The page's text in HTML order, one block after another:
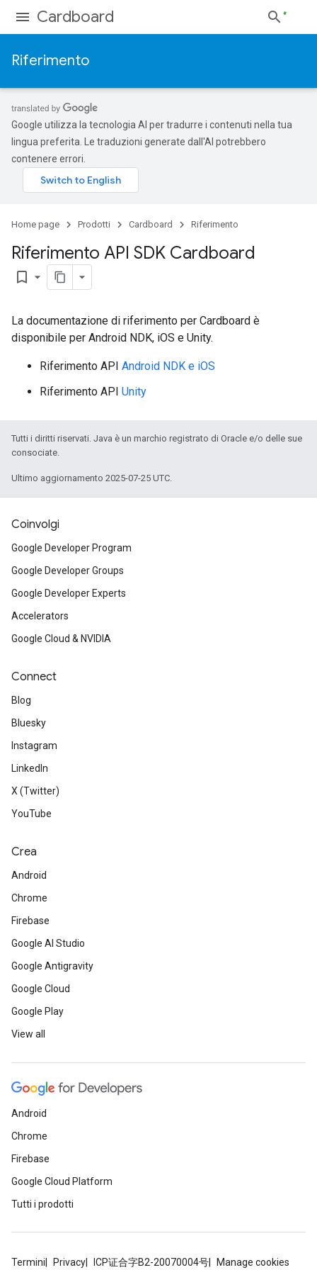
Cardboard
Riferimento
Google utilizza la tecnologia AI per tradurre i contenuti nella tua
lingua preferita. Le traduzioni generate dall'AI potrebbero
contenere errori.
Home page Prodotti Cardboard Riferimento
Riferimento API SDK Cardboard
bookmark_border
La documentazione di riferimento per Cardboard è
disponibile per Android NDK, iOS e Unity.
Riferimento API Android NDK e iOS
Riferimento API Unity
Tutti i diritti riservati. Java è un marchio registrato di Oracle e/o delle sue
consociate.
Ultimo aggiornamento 2025-07-25 UTC.
Coinvolgi
Google Developer Program
Google Developer Groups
Google Developer Experts
Accelerators
Google Cloud & NVIDIA
Connect
Blog
Bluesky
Instagram
LinkedIn
X (Twitter)
YouTube
Crea
Android
Chrome
Firebase
Google AI Studio
Google Antigravity
Google Cloud
Google Play
View all
Android
Chrome
Firebase
Google Cloud Platform
Tutti i prodotti
Termini Privacy ICP证合字B2-20070004号 Manage cookies